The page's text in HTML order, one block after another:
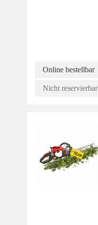
Online bestellbar
Nicht reservierbar